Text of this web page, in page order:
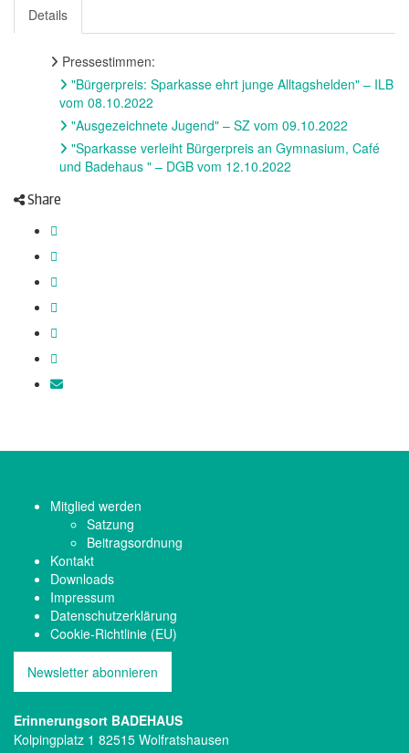
Details
Pressestimmen:
"Bürgerpreis: Sparkasse ehrt junge Alltagshelden" – ILB
vom 08.10.2022
"Ausgezeichnete Jugend" – SZ vom 09.10.2022
"Sparkasse verleiht Bürgerpreis an Gymnasium, Café
und Badehaus " – DGB vom 12.10.2022
Share
Mitglied werden
Satzung
Beitragsordnung
Kontakt
Downloads
Impressum
Datenschutzerklärung
Cookie-Richtlinie (EU)
Newsletter abonnieren
Erinnerungsort BADEHAUS
Kolpingplatz 1 82515 Wolfratshausen